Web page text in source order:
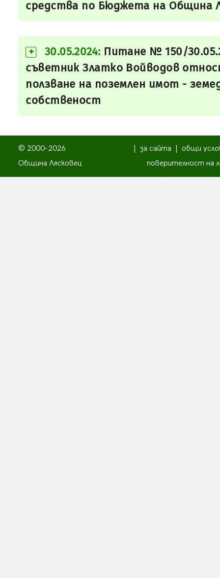
средства по Бюджета на Община
+ 30.05.2024: Питане № 150/
съветник Златко Войводов
ползване на поземлен имот -
собственост
© 2000-2026
Община Лясковец
за сайта
общи
поверителност на